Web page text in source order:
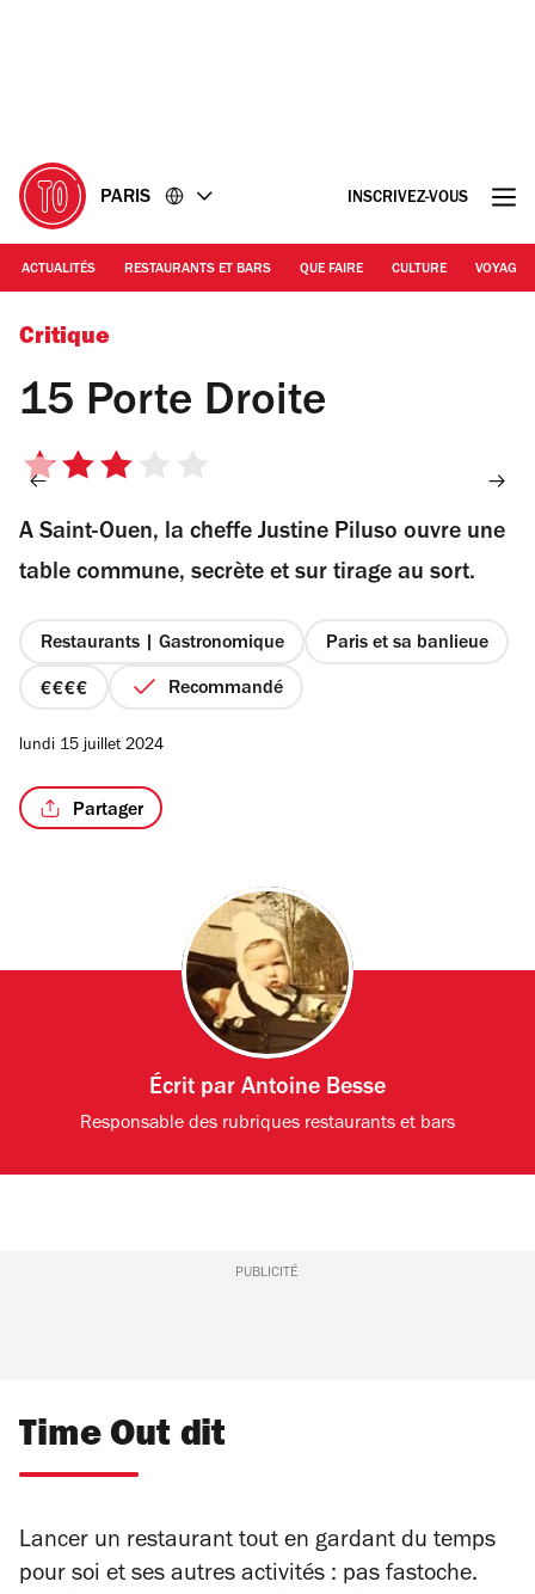
PARIS INSCRIVEZ-VOUS
ACTUALITÉS RESTAURANTS ET BARS QUE FAIRE CULTURE VOYAGE
© Antoine Besse
Critique
15 Porte Droite
3
5
A Saint-Ouen, la cheffe Justine Piluso ouvre une
table commune, secrète et sur tirage au sort.
Restaurants | Gastronomique Paris et sa banlieue
prix
sur
4
Recommandé
lundi 15 juillet 2024
Partager
Écrit par Antoine Besse
Responsable des rubriques restaurants et bars
PUBLICITÉ
Time Out dit
Lancer un restaurant tout en gardant du temps
pour soi et ses autres activités : pas fastoche.